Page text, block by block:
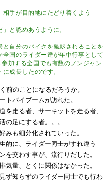
相手が目的地にたどり着くよう
」と認めあうように。
と自分のバイクを撮影されることを
全国のライダー達が年中行事として
参加する全国でも有数のノンジャン
成長したのです。
前のことになるだろうか。
トバイブームが訪れた。
を走る者、サーキットを走る者、
の足にする者。。。
みも細分化されていった。
的に、ライダー同士がすれ違う
を交わす事が、流行りだした。
気量、とくに関係はなかった。
ず知らずのライダー同士でも行わ